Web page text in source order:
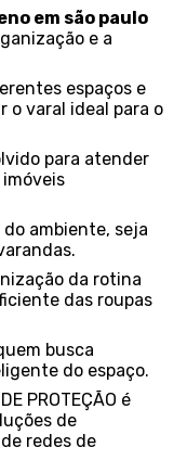
em são paulo
e a
espaços e
o varal ideal para o
para atender
ambiente, seja
da rotina
das roupas
busca
do espaço.
PROTEÇÃO é
de
redes de